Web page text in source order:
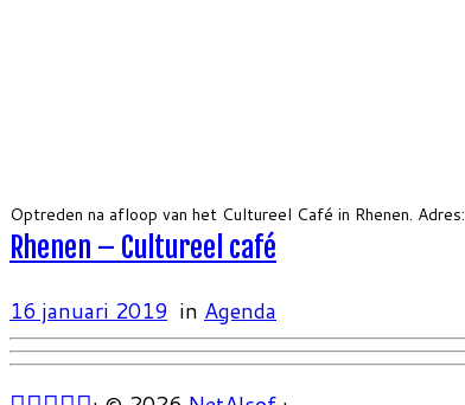
Optreden na afloop van het Cultureel Café in Rhenen.
Rhenen – Cultureel café
16 januari 2019 in Agenda